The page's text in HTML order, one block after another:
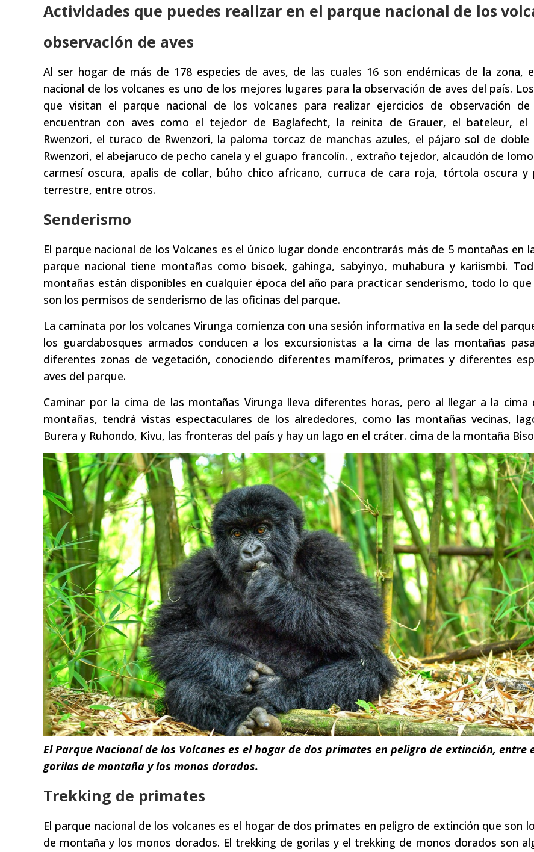
Actividades que puedes realizar en el parque nacional de los
observación de aves
Al ser hogar de más de 178 especies de aves, de las cuales 16 son endémicas de la zona,
nacional de los volcanes es uno de los mejores lugares para la observación de aves del país.
que visitan el parque nacional de los volcanes para realizar ejercicios de observación de
encuentran con aves como el tejedor de Baglafecht, la reinita de Grauer, el bateleur, el
Rwenzori, el turaco de Rwenzori, la paloma torcaz de manchas azules, el pájaro sol de doble
Rwenzori, el abejaruco de pecho canela y el guapo francolín. , extraño tejedor, alcaudón de
carmesí oscura, apalis de collar, búho chico africano, curruca de cara roja, tórtola oscura y
terrestre, entre otros.
Senderismo
El parque nacional de los Volcanes es el único lugar donde encontrarás más de 5 montañas en
parque nacional tiene montañas como bisoek, gahinga, sabyinyo, muhabura y kariismbi.
montañas están disponibles en cualquier época del año para practicar senderismo, todo lo que
son los permisos de senderismo de las oficinas del parque.
La caminata por los volcanes Virunga comienza con una sesión informativa en la sede del
los guardabosques armados conducen a los excursionistas a la cima de las montañas
diferentes zonas de vegetación, conociendo diferentes mamíferos, primates y diferentes
aves del parque.
Caminar por la cima de las montañas Virunga lleva diferentes horas, pero al llegar a la cima
montañas, tendrá vistas espectaculares de los alrededores, como las montañas vecinas,
Burera y Ruhondo, Kivu, las fronteras del país y hay un lago en el cráter. cima de la montaña
El Parque Nacional de los Volcanes es el hogar de dos primates en peligro de extinción, entre
gorilas de montaña y los monos dorados.
Trekking de primates
El parque nacional de los volcanes es el hogar de dos primates en peligro de extinción que son
de montaña y los monos dorados. El trekking de gorilas y el trekking de monos dorados son